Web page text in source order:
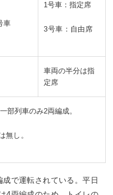
車
1号車：指定席
3号車：自由席
車両の半分は指
定席
部列車のみ2両編成。
無し。
で運転されている。平日